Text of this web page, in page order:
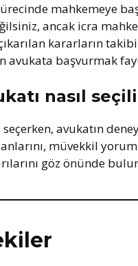
mahkemeye
ancak icra
kararların
avukata başvurmak
nasıl
seçerken, avukatın
müvekkil
göz önünde